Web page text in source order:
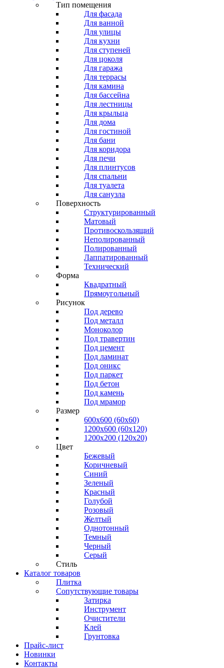
Тип помещения
Для фасада
Для ванной
Для улицы
Для кухни
Для ступеней
Для цоколя
Для гаража
Для террасы
Для камина
Для бассейна
Для лестницы
Для крыльца
Для дома
Для гостиной
Для бани
Для коридора
Для печи
Для плинтусов
Для спальни
Для туалета
Для санузла
Поверхность
Структурированный
Матовый
Противоскользящий
Неполированный
Полированный
Лаппатированный
Технический
Форма
Квадратный
Прямоугольный
Рисунок
Под дерево
Под металл
Моноколор
Под травертин
Под цемент
Под ламинат
Под оникс
Под паркет
Под бетон
Под камень
Под мрамор
Размер
600х600 (60х60)
1200х600 (60х120)
1200х200 (120x20)
Цвет
Бежевый
Коричневый
Синий
Зеленый
Красный
Голубой
Розовый
Желтый
Однотонный
Темный
Черный
Серый
Стиль
Каталог товаров
Плитка
Сопутствующие товары
Затирка
Инструмент
Очистители
Клей
Грунтовка
Прайс-лист
Новинки
Контакты